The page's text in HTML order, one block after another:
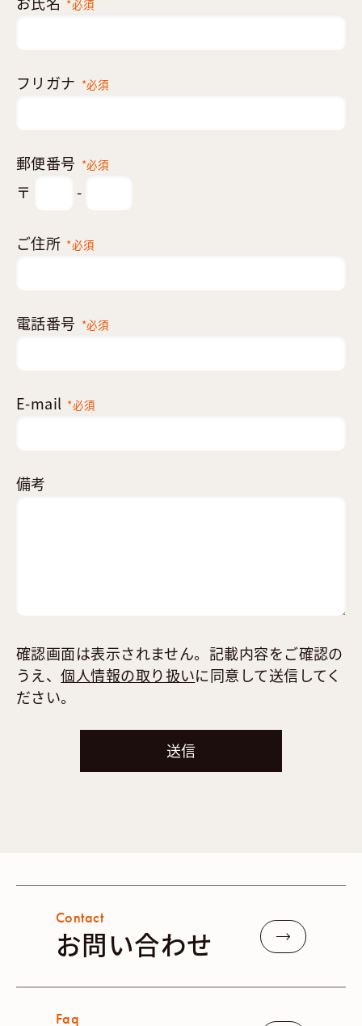
*必須
フリガナ *必須
郵便番号 *必須
〒 -
ご住所 *必須
電話番号 *必須
E-mail *必須
備考
確認画面は表示されません。記載内容をご確認の
うえ、個人情報の取り扱いに同意して送信してく
ださい。
Contact
お問い合わせ
Faq